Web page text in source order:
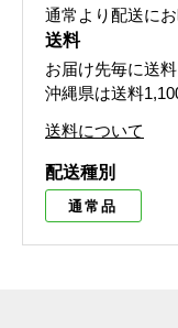
通常より配送に
送料
お届け先毎に送料
沖縄県は送料
送料について
配送種別
通常品